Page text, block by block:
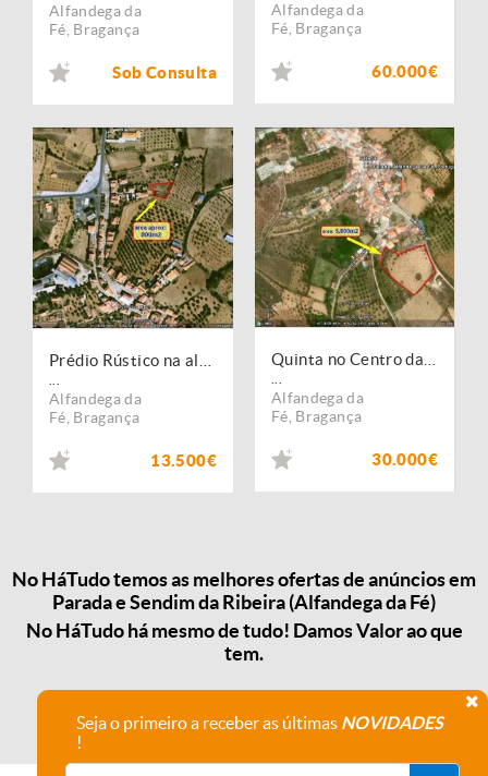
Alfandega da
Fé Bragança
Sob Consulta
Alfandega da
Fé Bragança
60.000€
Alfandega da
Fé Bragança
13.500€
Alfandega da
Fé Bragança
30.000€
No HáTudo temos as melhores ofertas de anúncios em
Parada e Sendim da Ribeira (Alfandega da Fé)
No HáTudo há mesmo de tudo! Damos Valor ao que
tem.
Seja o primeiro a receber as últimas NOVIDADES
!